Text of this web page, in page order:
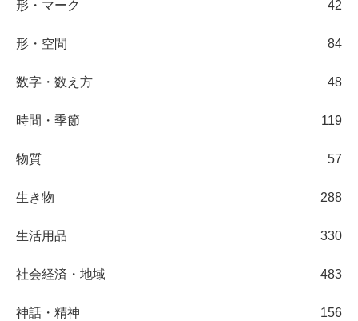
形・マーク 42
形・空間 84
数字・数え方 48
時間・季節 119
物質 57
生き物 288
生活用品 330
社会経済・地域 483
神話・精神 156